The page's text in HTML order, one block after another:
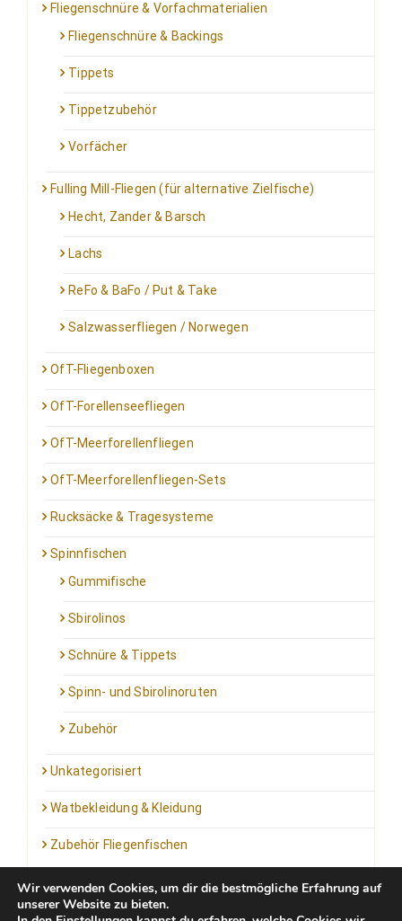
Fliegenschnüre & Vorfachmaterialien
Fliegenschnüre & Backings
Tippets
Tippetzubehör
Vorfächer
Fulling Mill-Fliegen (für alternative Zielfische)
Hecht, Zander & Barsch
Lachs
ReFo & BaFo / Put & Take
Salzwasserfliegen / Norwegen
OfT-Fliegenboxen
OfT-Forellenseefliegen
OfT-Meerforellenfliegen
OfT-Meerforellenfliegen-Sets
Rucksäcke & Tragesysteme
Spinnfischen
Gummifische
Sbirolinos
Schnüre & Tippets
Spinn- und Sbirolinoruten
Zubehör
Unkategorisiert
Watbekleidung & Kleidung
Zubehör Fliegenfischen
Wir verwenden Cookies, um dir die bestmögliche Erfahrung auf
unserer Website zu bieten.